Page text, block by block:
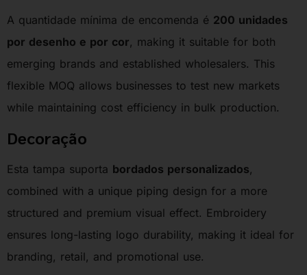
A quantidade mínima de encomenda é 200 unidades
por desenho e por cor, making it suitable for both
emerging brands and established wholesalers. This
flexible MOQ allows businesses to test new markets
while maintaining cost efficiency in bulk production.
Decoração
Esta tampa suporta bordados personalizados,
combined with a unique piping design for a more
structured and premium visual effect. Embroidery
ensures long-lasting logo durability, making it ideal for
branding, retail, and promotional use.